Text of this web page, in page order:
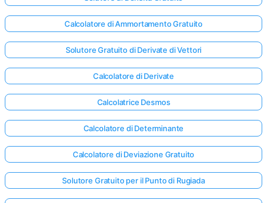
Accedi
qui!
Calcolatore di Ammortamento Gratuito
Solutore Gratuito di Derivate di Vettori
Calcolatore di Derivate
Calcolatrice Desmos
Calcolatore di Determinante
Calcolatore di Deviazione Gratuito
Solutore Gratuito per il Punto di Rugiada